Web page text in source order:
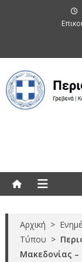
Αρχική >
Τύπου >
Μακεδονίας –